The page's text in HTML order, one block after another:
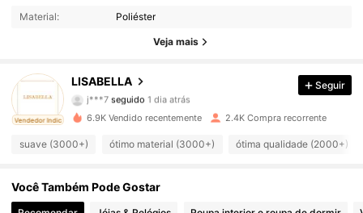
Material: Poliéster
Veja mais
Vendedor Indicado
LISABELLA
4,85
8.3K Seguidores
4,85 8.3K Seguidores
Seguir
6.9K Vendido recentemente 2.4K Compra recorrente
suave (3000+) ótimo material (3000+) ótima qualidade (2000+)
Você Também Pode Gostar